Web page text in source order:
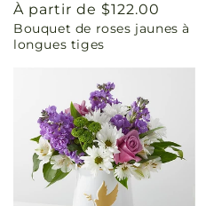
Prix
habituel
À partir de $122.00
Bouquet de roses jaunes à
longues tiges